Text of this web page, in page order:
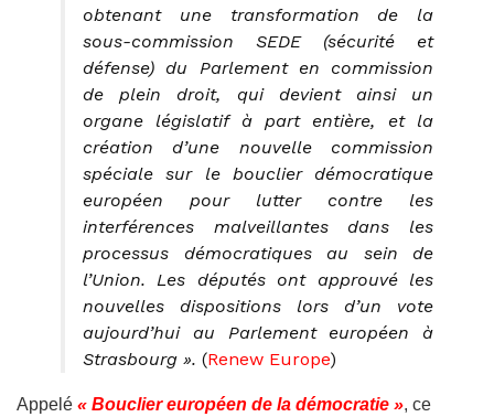
obtenant une transformation de la
sous-commission SEDE (sécurité et
défense) du Parlement en commission
de plein droit, qui devient ainsi un
organe législatif à part entière, et la
création d’une nouvelle commission
spéciale sur le bouclier démocratique
européen pour lutter contre les
interférences malveillantes dans les
processus démocratiques au sein de
l’Union. Les députés ont approuvé les
nouvelles dispositions lors d’un vote
aujourd’hui au Parlement européen à
Strasbourg ». (Renew Europe)
Appelé « Bouclier européen de la démocratie », ce